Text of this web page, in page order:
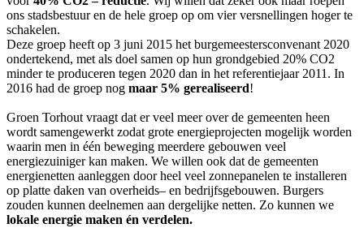
ons stadsbestuur en de hele groep op om vier versnellingen hoger te
schakelen.
Deze groep heeft op 3 juni 2015 het burgemeestersconvenant 2020
ondertekend, met als doel samen op hun grondgebied 20% CO2
minder te produceren tegen 2020 dan in het referentiejaar 2011. In
2016 had de groep nog maar 5% gerealiseerd!
Groen Torhout vraagt dat er veel meer over de gemeenten heen
wordt samengewerkt zodat grote energieprojecten mogelijk worden
waarin men in één beweging meerdere gebouwen veel
energiezuiniger kan maken. We willen ook dat de gemeenten
energienetten aanleggen door heel veel zonnepanelen te installeren
op platte daken van overheids– en bedrijfsgebouwen. Burgers
zouden kunnen deelnemen aan dergelijke netten. Zo kunnen we
lokale energie maken én verdelen.